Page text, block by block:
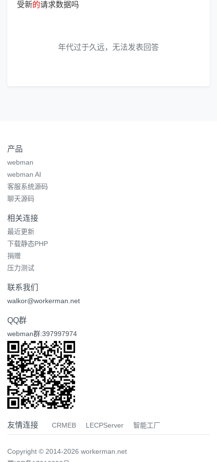
受新的请求数据吗
年代过于久远，无法发表回答
产品
webman
webman AI
客服系统源码
聊天源码
相关连接
最近更新
下载静态PHP
捐赠
压力测试
联系我们
walkor@workerman.net
QQ群
webman群:397997974
友情连接 CRMEB LECPServer 智能工厂
Copyright © 2014-2026 workerman.net